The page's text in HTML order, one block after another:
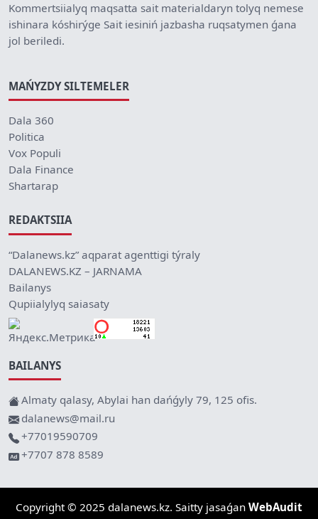
Kommertsiialyq maqsatta sait materialdaryn tolyq nemese
ishinara kóshirýge Sait iesiniń jazbasha ruqsatymen ǵana
jol beriledi.
MAŃYZDY SILTEMELER
Dala 360
Politica
Vox Populi
Dala Finance
Shartarap
REDAKTSIIA
“Dalanews.kz” aqparat agenttigi týraly
DALANEWS.KZ – JARNAMA
Bailanys
Qupiialylyq saiasaty
BAILANYS
Almaty qalasy, Abylai han dańǵyly 79, 125 ofis.
dalanews@mail.ru
+77019590709
+7707 878 8589
Copyright © 2025 dalanews.kz. Saitty jasaǵan WebAudit